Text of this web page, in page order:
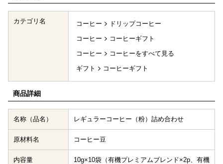
カテゴリ名 コーヒー
ドリップコーヒー
コーヒー
コーヒーギフト
コーヒー
コーヒーをすべて見る
ギフト
コーヒーギフト
商品詳細
名称（品名） レギュラーコーヒー（粉）詰め合わせ
原材料名 コーヒー豆
内容量
10g×10袋（有機プレミアムブレンド×2p、有機